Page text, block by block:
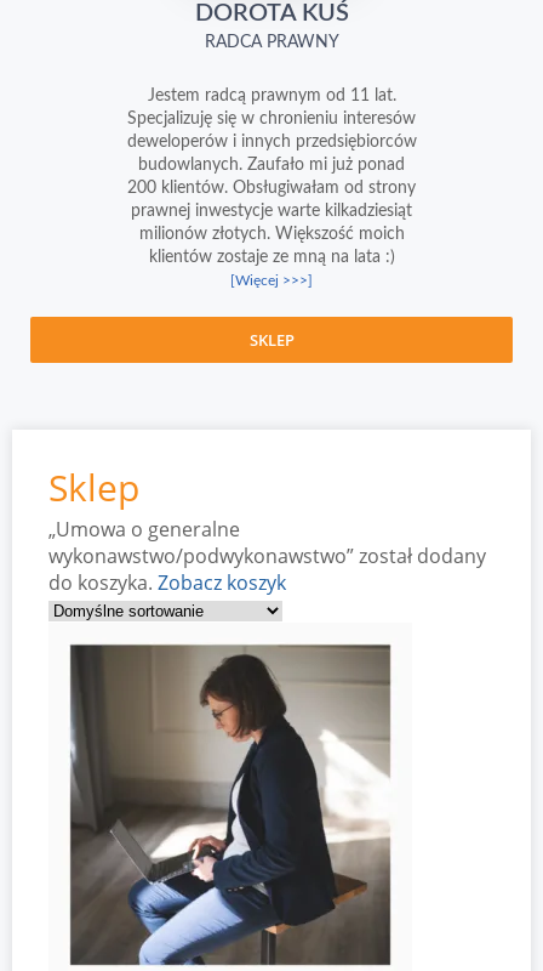
DOROTA KUŚ
RADCA PRAWNY
Jestem radcą prawnym od 11 lat.
Specjalizuję się w chronieniu interesów
deweloperów i innych przedsiębiorców
budowlanych. Zaufało mi już ponad
200 klientów. Obsługiwałam od strony
prawnej inwestycje warte kilkadziesiąt
milionów złotych. Większość moich
klientów zostaje ze mną na lata :)
[Więcej >>>]
SKLEP
Sklep
„Umowa o generalne
wykonawstwo/podwykonawstwo” został dodany
do koszyka. Zobacz koszyk